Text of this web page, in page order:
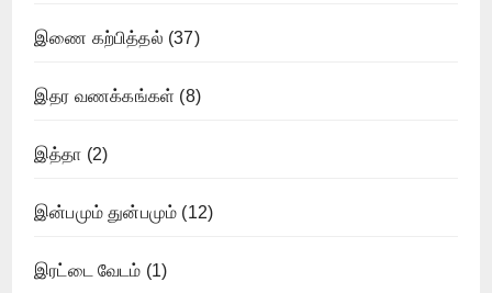
இணை கற்பித்தல் (37)
இதர வணக்கங்கள் (8)
இத்தா (2)
இன்பமும் துன்பமும் (12)
இரட்டை வேடம் (1)